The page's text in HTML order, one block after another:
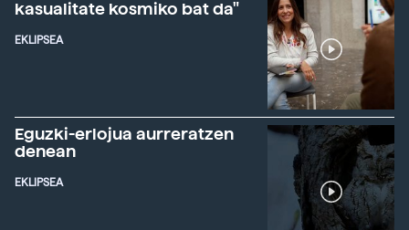
kasualitate kosmiko bat da"
EKLIPSEA
Eguzki-erlojua aurreratzen
denean
EKLIPSEA